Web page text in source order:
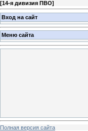
[14-я дивизия ПВО]
Вход на сайт
Меню сайта
Полная версия сайта